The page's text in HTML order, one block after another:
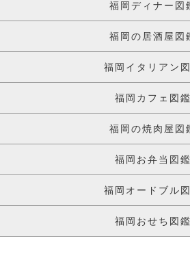
福岡ディナー図
福岡の居酒屋図
福岡イタリアン
福岡カフェ図鑑
福岡の焼肉屋図
福岡お弁当図鑑
福岡オードブル
福岡おせち図鑑